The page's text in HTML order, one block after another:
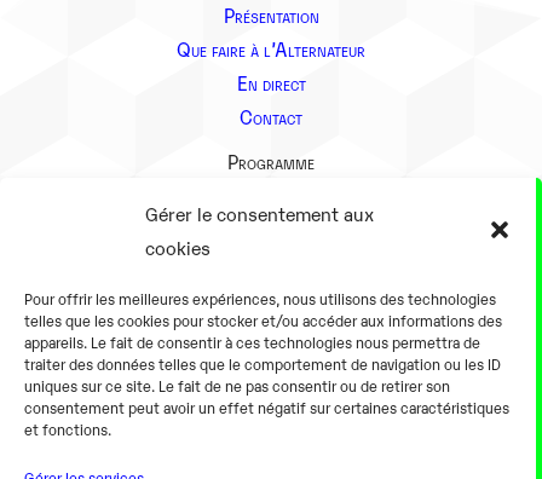
Gérer le consentement aux
cookies
Pour offrir les meilleures expériences, nous utilisons des technologies
telles que les cookies pour stocker et/ou accéder aux informations des
appareils. Le fait de consentir à ces technologies nous permettra de
traiter des données telles que le comportement de navigation ou les ID
uniques sur ce site. Le fait de ne pas consentir ou de retirer son
consentement peut avoir un effet négatif sur certaines caractéristiques
et fonctions.
Présentation
Que faire à l’Alternateur
En direct
Contact
Programme
Présentation
En pratique
Tarifs et horaires
Salles
Équipements numériques